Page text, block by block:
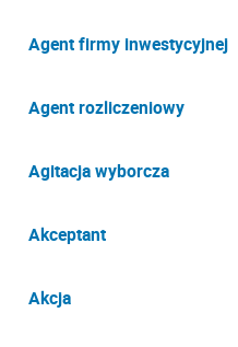
Agent firmy inwestycyjnej
Agent rozliczeniowy
Agitacja wyborcza
Akceptant
Akcja